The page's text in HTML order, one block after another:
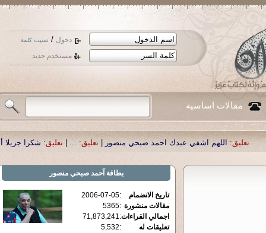
دخول / نسيت كلمة
مستخدم جديد
مقالات اساسية
اشفي عبدك احمد صبحي منصور|تعليق: ...
|تعليق: شكرا جزيلا أستاذ حمد الحمد
بطاقة آحمد صبحي منصور
تاريخ الانضمام :
2006-07-05
مقالات منشورة :
5365
اجمالي القراءات:
71,873,241
تعليقات له
:
5,532